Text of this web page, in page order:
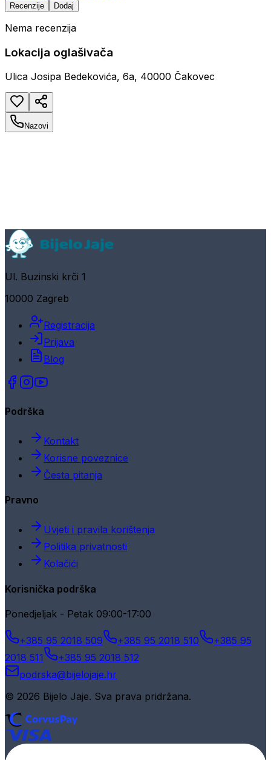
Recenzije Dodaj
Nema recenzija
Lokacija oglašivača
Ulica Josipa Bedekovića, 6a, 40000 Čakovec
Nazovi
Ul. Buzinski krči 1
10000 Zagreb
Registracija
Prijava
Blog
Podrška
Kontakt
Korisne poveznice
Česta pitanja
Pravno
Uvjeti i pravila korištenja
Politika privatnosti
Kolačići
Korisnička podrška
Ponedjeljak - Petak 09:00-17:00
+385 95 2018 509 +385 95 2018 510
+385 95
2018 511
+385 95 2018 512
podrska@bijelojaje.hr
© 2026 Bijelo Jaje. Sva prava pridržana.